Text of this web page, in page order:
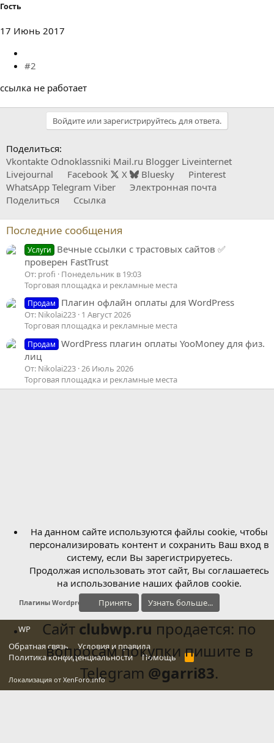
Гость
17 Июнь 2017
#2
ссылка не работает
Войдите или зарегистрируйтесь для ответа.
Поделиться:
Vkontakte Odnoklassniki Mail.ru Blogger Liveinternet
Livejournal
Facebook X Bluesky
Pinterest
WhatsApp Telegram Viber
Электронная почта
Поделиться
Ссылка
Последние сообщения
Услуги
Вечные ссылки с трастовых сайтов ✅
проверен FastTrust
От: profi
Понедельник в 19:03
Торговая площадка и рекламные места
Продам Плагин офлайн оплаты для WordPress
От: Nikolai223 1 Август 2026
Торговая площадка и рекламные места
Продам
WordPress плагин оплаты YooMoney для физ.
лиц
От: Nikolai223 26 Июль 2026
Торговая площадка и рекламные места
Плагины Wordpress
WP
Обратная связь
Условия и правила
Политика конфиденциальности
Помощь
R
S
Локализация от XenForo.Info
На данном сайте используются файлы cookie, чтобы
персонализировать контент и сохранить Ваш вход в
систему, если Вы зарегистрируетесь.
Продолжая использовать этот сайт, Вы соглашаетесь
на использование наших файлов cookie.
Принять Узнать больше...
Сайт clubwp.ru продается: по
вопросам покупки пишите в
Telegram @garri83.